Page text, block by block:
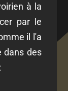
à la
par le
il l'a
dans des